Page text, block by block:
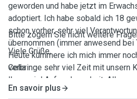
geworden und habe jetzt im
adoptiert. Ich habe sobald ich 18
schon vorher, sehr viel
übernommen (immer anwesend bei
Heute kümmere ich mich immer
verbringe sehr viel Zeit mit unsern
Ihnen viel Aufmerksamkeit. All
Tierschutz, somit bin ich gewöhnt
Bitte zögern Sie nicht weitere
Viele Grüße,
Celia
En savoir plus